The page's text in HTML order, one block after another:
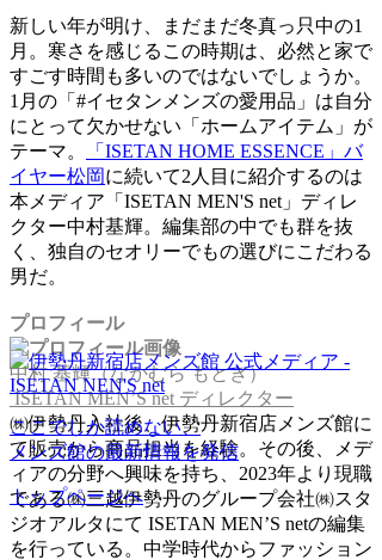
新しい年が明け、まだまだ冬真っ只中の1
月。寒さを感じるこの時期は、必然と家で
すごす時間も多いのではないでしょうか。
1月の「#イセタンメンズの愛用品」は自分
にとって欠かせない「ホームアイテム」が
テーマ。
「ISETAN HOME ESSENCE」バ
イヤー松岡に続いて2人目に紹介するのは
本メディア「ISETAN MEN'S net」ディレ
クター中村基輝。編集部の中でも群を抜
く、独自のセオリーでもの選びにこだわる
男だ。
プロフィール
中村 基輝（なかむら もとき）
ISETAN MEN’S net ディレクター
㈱伊勢丹入社後、伊勢丹新宿店メンズ館に
て販売から商品担当を経験。その後、メデ
ィアの分野へ興味を持ち、2023年より現職
である㈱三越伊勢丹のグループ会社㈱スタ
ジオアルタにて ISETAN MEN’S netの編集
を行っている。中学時代からファッション
ここでしか読めない、
メンズ館の最新情報を発信
トップページへ